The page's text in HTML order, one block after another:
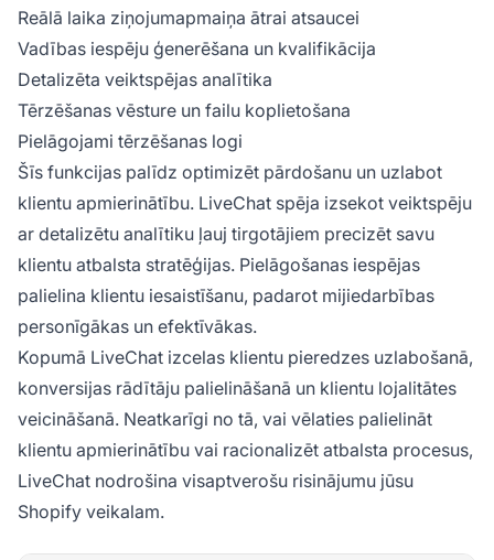
Reālā laika ziņojumapmaiņa ātrai atsaucei
Vadības iespēju ģenerēšana un kvalifikācija
Detalizēta veiktspējas analītika
Tērzēšanas vēsture un failu koplietošana
Pielāgojami tērzēšanas logi
Šīs funkcijas palīdz optimizēt pārdošanu un uzlabot
klientu apmierinātību. LiveChat spēja izsekot veiktspēju
ar detalizētu analītiku ļauj tirgotājiem precizēt savu
klientu atbalsta stratēģijas. Pielāgošanas iespējas
palielina klientu iesaistīšanu, padarot mijiedarbības
personīgākas un efektīvākas.
Kopumā LiveChat izcelas klientu pieredzes uzlabošanā,
konversijas rādītāju palielināšanā un klientu lojalitātes
veicināšanā. Neatkarīgi no tā, vai vēlaties palielināt
klientu apmierinātību vai racionalizēt atbalsta procesus,
LiveChat nodrošina visaptverošu risinājumu jūsu
Shopify veikalam.